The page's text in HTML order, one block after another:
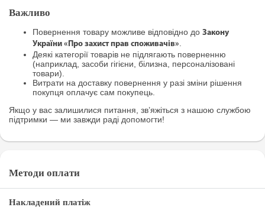
Важливо
Повернення товару можливе відповідно до Закону
України «Про захист прав споживачів».
Деякі категорії товарів не підлягають поверненню
(наприклад, засоби гігієни, білизна, персоналізовані
товари).
Витрати на доставку повернення у разі зміни рішення
покупця оплачує сам покупець.
Якщо у вас залишилися питання, зв’яжіться з нашою службою
підтримки — ми завжди раді допомогти!
Методи оплати
Накладений платіж